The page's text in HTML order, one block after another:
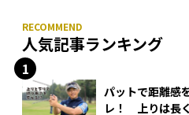
人気記事ランキング
パットで距離感
レ！ 上りは長